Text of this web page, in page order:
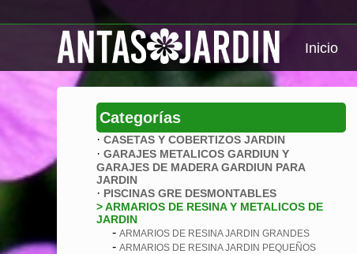
Inicio
Categorías
· CASETAS Y COBERTIZOS JARDIN
· GARAJES METALICOS GARDIUN Y
GARAJES DE MADERA GARDIUN PARA
JARDIN
· PISCINAS GRE DESMONTABLES
> ARMARIOS DE RESINA Y METALICOS DE
JARDIN
- ARMARIOS DE RESINA JARDIN GRANDES
- ARMARIOS DE RESINA JARDIN PEQUEÑOS